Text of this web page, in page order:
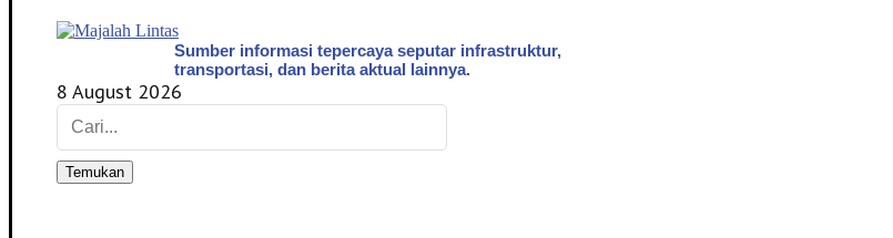
Sumber informasi tepercaya seputar infrastruktur,
transportasi, dan berita aktual lainnya.
8 August 2026
Temukan